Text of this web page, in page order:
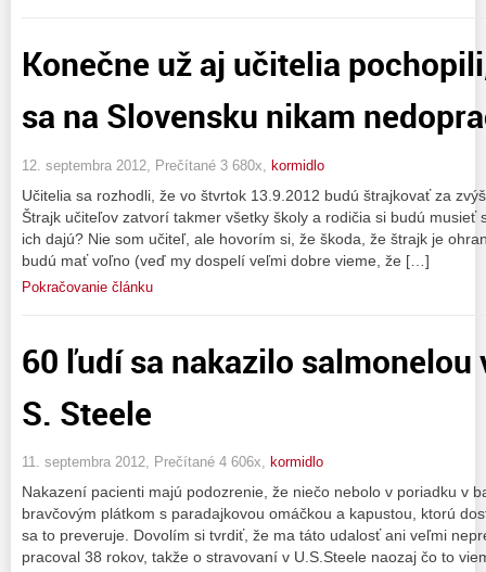
Konečne už aj učitelia
sa na Slovensku nikam
12. septembra 2012, Prečítané 3 680x, kormidlo
Učitelia sa rozhodli, že vo štvrtok 13.9.2012 budú štrajkovať za
Štrajk učiteľov zatvorí takmer všetky školy a rodičia si budú musieť
ich dajú? Nie som učiteľ, ale hovorím si, že škoda, že štrajk je
budú mať voľno (veď my dospelí veľmi dobre vieme, že […]
Pokračovanie článku
60 ľudí sa nakazilo salmonelou
S. Steele
11. septembra 2012, Prečítané 4 606x, kormidlo
Nakazení pacienti majú podozrenie, že niečo nebolo v poriadku v
bravčovým plátkom s paradajkovou omáčkou a kapustou, ktorú
sa to preveruje. Dovolím si tvrdiť, že ma táto udalosť ani veľmi
pracoval 38 rokov, takže o stravovaní v U.S.Steele naozaj čo to